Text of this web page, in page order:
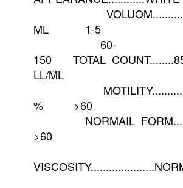
ML 1-5
60-
150 TOTAL
LL/ML
% >60
NORMAIL
>60